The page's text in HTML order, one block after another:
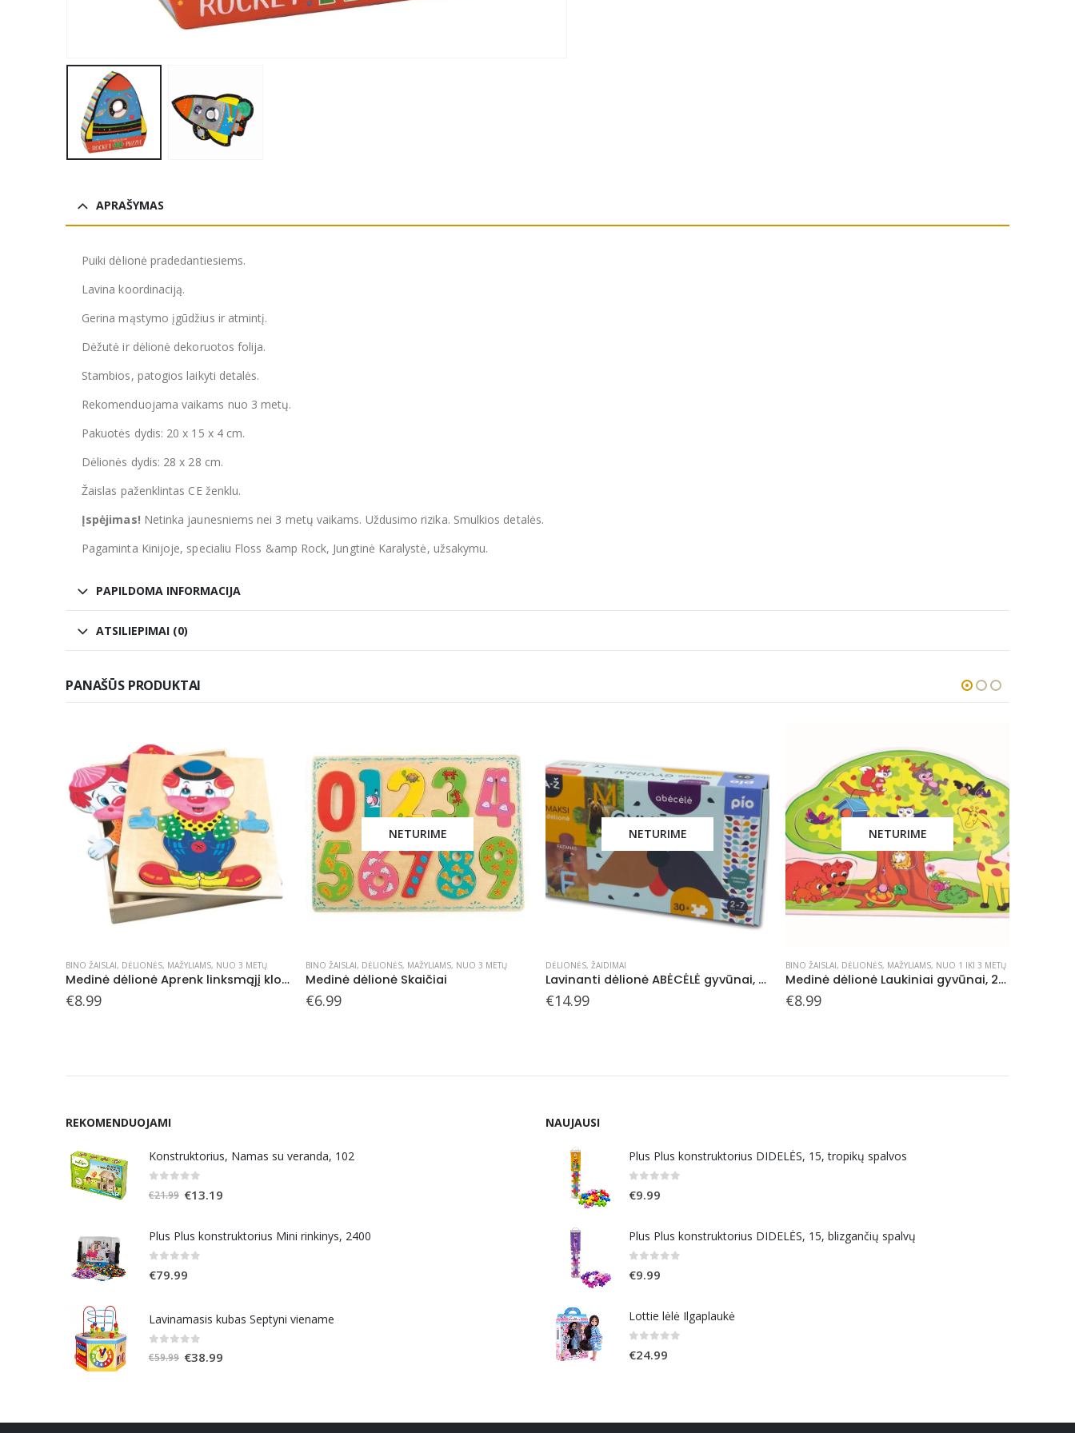
APRAŠYMAS
Puiki dėlionė pradedantiesiems.
Lavina koordinaciją.
Gerina mąstymo įgūdžius ir atmintį.
Dėžutė ir dėlionė dekoruotos folija.
Stambios, patogios laikyti detalės.
Rekomenduojama vaikams nuo 3 metų.
Pakuotės dydis: 20 x 15 x 4cm.
Dėlionės dydis: 28 x 28 cm.
Žaislas paženklintas CE ženklu.
Įspėjimas! Netinka jaunesniems nei 3 metų vaikams. Uždusimo rizika. Smulkios detalės.
Pagaminta Kinijoje, specialiu Floss &amp Rock, Jungtinė Karalystė, užsakymu.
PAPILDOMA INFORMACIJA
ATSILIEPIMAI (0)
PANAŠŪS PRODUKTAI
NETURIME
BINO ŽAISLAI, DĖLIONĖS, MAŽYLIAMS, NUO 3 METŲ
Medinė dėlionė Skaičiai
€6.99
NETURIME
DĖLIONĖS,ŽAIDIMAI
€14.99
NETURIME
BINO ŽAISLAI,DĖLIONĖS
Medinė dėlionė Laukiniai gyvūnai, 24 mėn+
€8.99
BINO ŽAISLAI, DĖLIONĖS, MAŽYLIAMS, NUO 1 IKI 3 METŲ
Medinė dėlionė Transportas
€5.99
REKOMENDUOJAMI
Konstruktorius, Namas su veranda, 102
€21.99 Original
€13.19
Plus Plus konstruktorius Mini rinkinys, 2400
€79.99
Lavinamasis kubas Septyni viename
€59.99 Original
€38.99
NAUJAUSI
Plus Plus konstruktorius DIDELĖS, 15, tropikų spalvos
€9.99
Plus Plus konstruktorius DIDELĖS, 15, blizgančių spalvų
€9.99
Lottie lėlė Ilgaplaukė
€24.99